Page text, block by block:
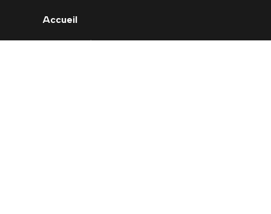
Accueil
Nouveautés